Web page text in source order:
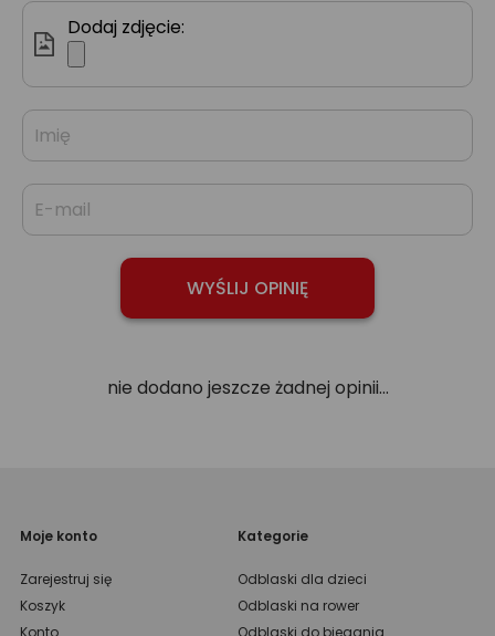
Dodaj zdjęcie:
nie dodano jeszcze żadnej opinii...
Moje konto
Zarejestruj się
Koszyk
Konto
Kategorie
Odblaski dla dzieci
Odblaski na rower
Odblaski do biegania